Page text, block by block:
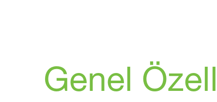
Genel